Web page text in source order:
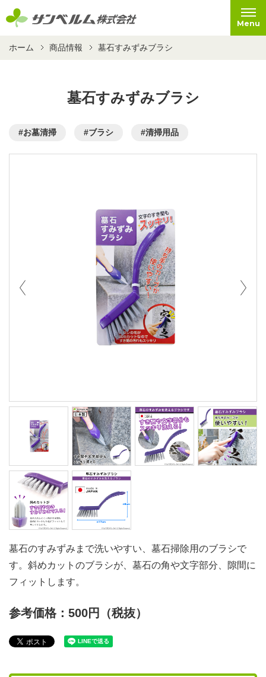
Menu
ホーム 商品情報 墓石すみずみブラシ
墓石すみずみブラシ
#お墓清掃 #ブラシ #清掃用品
墓石のすみずみまで洗いやすい、墓石掃除用のブラシで
す。斜めカットのブラシが、墓石の角や文字部分、隙間に
フィットします。
参考価格：500円（税抜）